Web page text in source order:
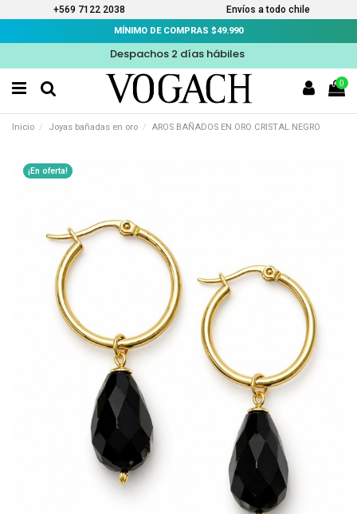
+569 7122 2038 Envíos a todo chile
MÍNIMO DE COMPRAS $49.990
Despachos 2 días hábiles
0
Inicio Joyas bañadas en oro AROS BAÑADOS EN ORO CRISTAL NEGRO
¡En oferta!